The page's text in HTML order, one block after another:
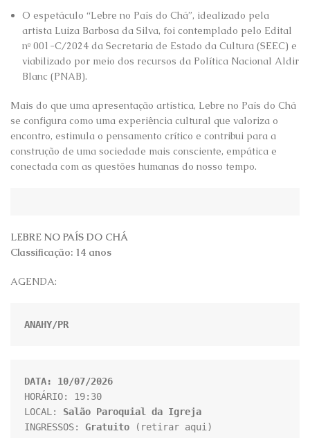
O espetáculo “Lebre no País do Chá”, idealizado pela
artista Luiza Barbosa da Silva, foi contemplado pelo Edital
nº 001-C/2024 da Secretaria de Estado da Cultura (SEEC) e
viabilizado por meio dos recursos da Política Nacional Aldir
Blanc (PNAB).
Mais do que uma apresentação artística, Lebre no País do Chá
se configura como uma experiência cultural que valoriza o
encontro, estimula o pensamento crítico e contribui para a
construção de uma sociedade mais consciente, empática e
conectada com as questões humanas do nosso tempo.
LEBRE NO PAÍS DO CHÁ
Classificação: 14 anos
AGENDA:
ANAHY/PR
DATA: 10/07/2026
HORÁRIO: 19:30
LOCAL: Salão Paroquial da Igreja
INGRESSOS: Gratuito